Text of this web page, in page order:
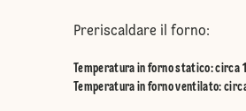
Preriscaldare il forno:
Temperatura in forno statico:circa
Temperatura in forno ventilato: